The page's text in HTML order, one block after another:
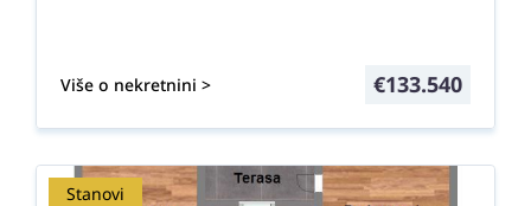
Više o nekretnini > €133.540
Stanovi